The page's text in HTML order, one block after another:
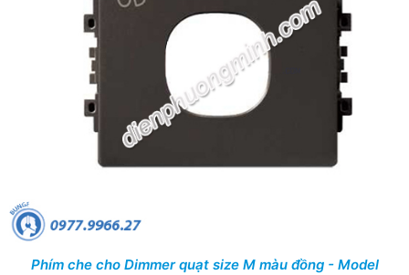
Phím che cho Dimmer quạt size M màu đồng - Model